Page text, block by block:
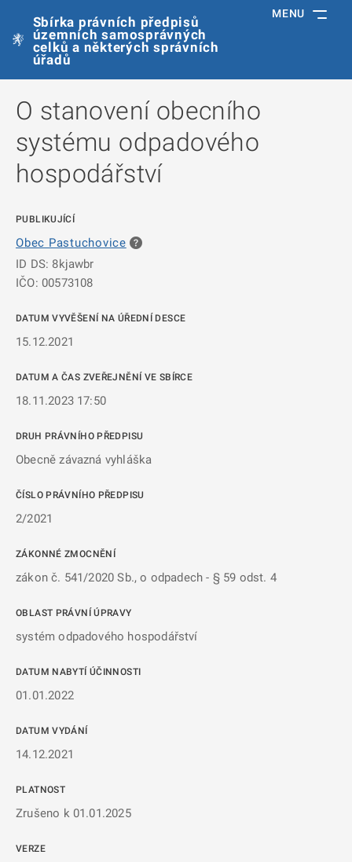
Sbírka právních předpisů
územních samosprávných
celků a některých správních
úřadů
MENU
O stanovení obecního
systému odpadového
hospodářství
PUBLIKUJÍCÍ
Obec Pastuchovice
ID DS: 8kjawbr
IČO: 00573108
DATUM VYVĚŠENÍ NA ÚŘEDNÍ DESCE
15.12.2021
DATUM A ČAS ZVEŘEJNĚNÍ VE SBÍRCE
18.11.2023 17:50
DRUH PRÁVNÍHO PŘEDPISU
Obecně závazná vyhláška
ČÍSLO PRÁVNÍHO PŘEDPISU
2/2021
ZÁKONNÉ ZMOCNĚNÍ
zákon č. 541/2020 Sb., o odpadech - § 59 odst. 4
OBLAST PRÁVNÍ ÚPRAVY
systém odpadového hospodářství
DATUM NABYTÍ ÚČINNOSTI
01.01.2022
DATUM VYDÁNÍ
14.12.2021
PLATNOST
Zrušeno k 01.01.2025
VERZE